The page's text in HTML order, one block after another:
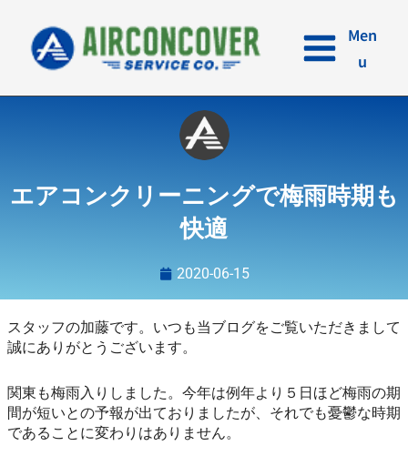
キ
Men
u
エアコンクリーニングで梅雨時期も
快適
2020-06-15
スタッフの加藤です。いつも当ブログをご覧いただきまして
誠にありがとうございます。
関東も梅雨入りしました。今年は例年より５日ほど梅雨の期
間が短いとの予報が出ておりましたが、それでも憂鬱な時期
であることに変わりはありません。